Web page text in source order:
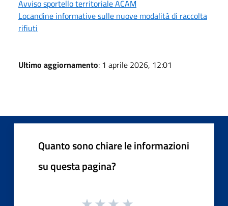
Avviso sportello territoriale ACAM
Locandine informative sulle nuove modalità di raccolta
rifiuti
Ultimo aggiornamento: 1 aprile 2026, 12:01
Quanto sono chiare le informazioni
su questa pagina?